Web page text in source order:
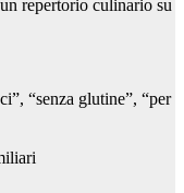
repertorio culinario su
“senza glutine”, “per